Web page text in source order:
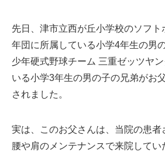
先日、津市立西が丘小学校のソフ
年団に所属している小学4年生の男
少年硬式野球チーム 三重ゼッツヤ
いる小学3年生の男の子の兄弟がお
されました。
実は、このお父さんは、当院の患者
腰や肩のメンテナンスで来院してい